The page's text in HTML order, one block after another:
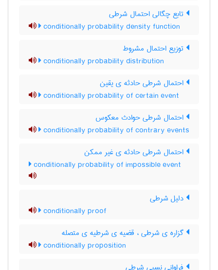
تابع چگالی احتمال شرطی
conditionally probability density function
توزیع احتمال مشروط
conditionally probability distribution
احتمال شرطی حادثه ی یقین
conditionally probability of certain event
احتمال شرطی حوادث معکوس
conditionally probability of contrary events
احتمال شرطی حادثه ی غیر ممکن
conditionally probability of impossible event
دلیل شرطی
conditionally proof
گزاره ی شرطی ، قضیه ی شرطیه ی متصله
conditionally proposition